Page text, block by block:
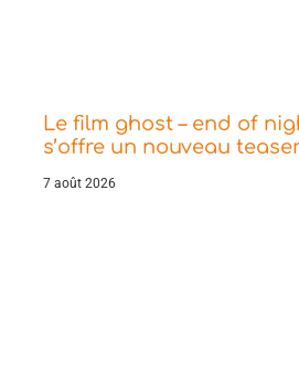
Le film ghost – end of
s’offre un nouveau
7 août 2026